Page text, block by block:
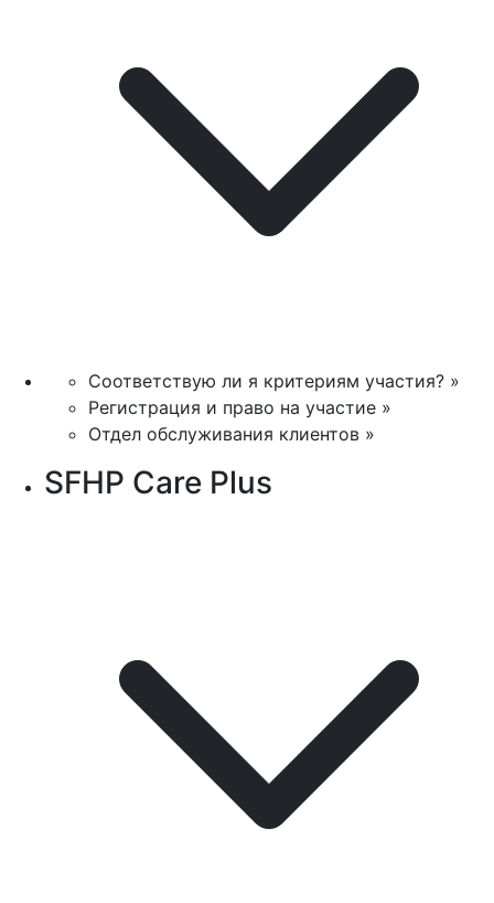
Соответствую ли я критериям участия? »
Регистрация и право на участие »
Отдел обслуживания клиентов »
SFHP Care Plus